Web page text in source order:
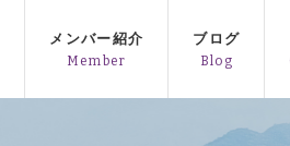
メンバー紹介 ブログ